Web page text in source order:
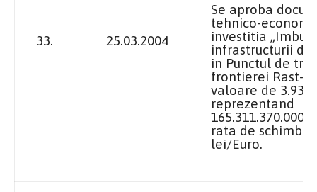
33. 25.03.2004
Se aproba
tehnico-
investitia
infrastructurii de
in Punctul de
frontierei Rast-
valoare de
reprezentand
165.311.370.000
rata de schimb
lei/Euro.